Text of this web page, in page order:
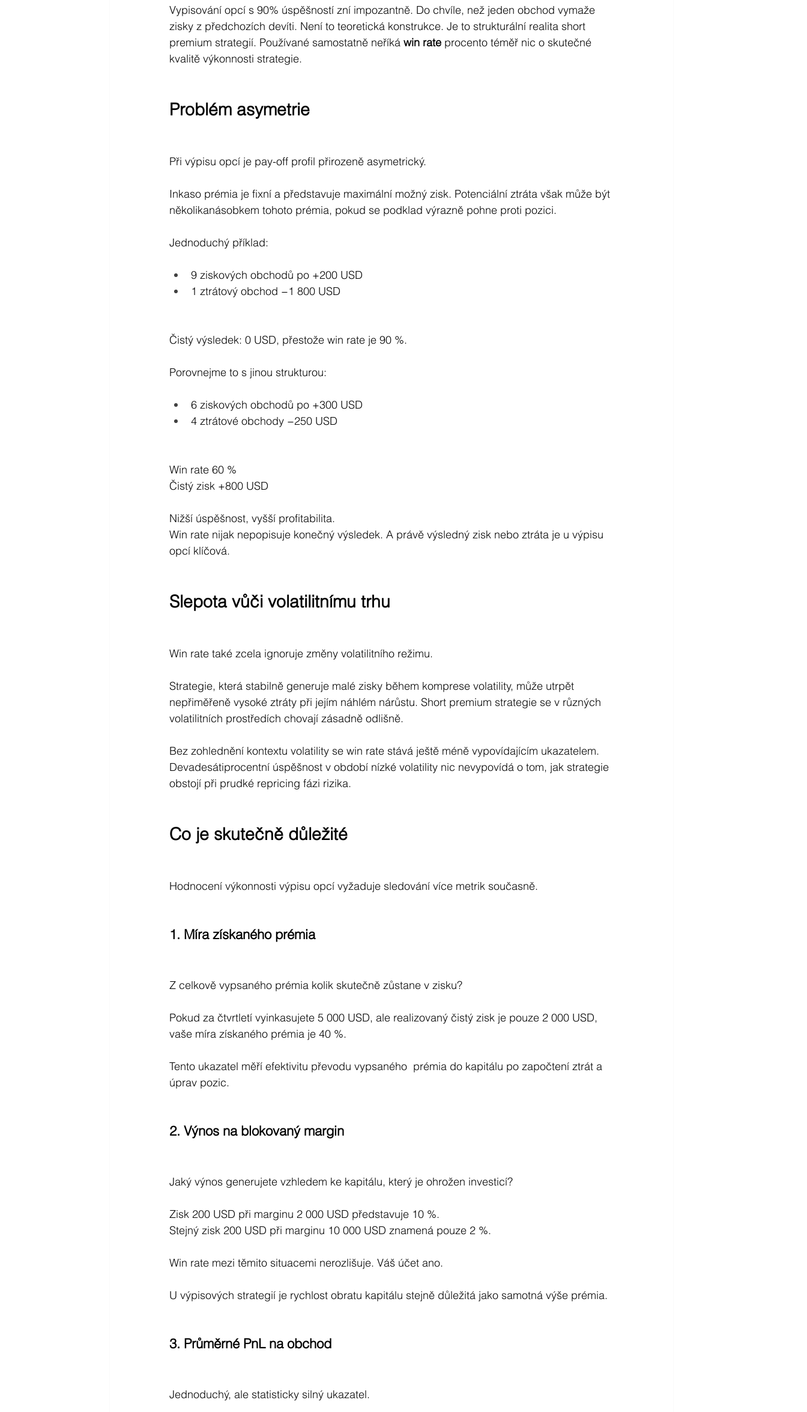
Vypisování opcí s 90% úspěšností zní impozantně. Do chvíle, než jeden obchod vymaže
zisky z předchozích devíti. Není to teoretická konstrukce. Je to strukturální realita short
premium strategií. Používané samostatně neříká win rate procento téměř nic o skutečné
kvalitě výkonnosti strategie.
Problém asymetrie
Při výpisu opcí je pay-off profil přirozeně asymetrický.
Inkaso prémia je fixní a představuje maximální možný zisk. Potenciální ztráta však může být
několikanásobkem tohoto prémia, pokud se podklad výrazně pohne proti pozici.
Jednoduchý příklad:
9 ziskových obchodů po +200 USD
1 ztrátový obchod −1 800 USD
Čistý výsledek: 0 USD, přestože win rate je 90 %.
Porovnejme to s jinou strukturou:
6 ziskových obchodů po +300 USD
4 ztrátové obchody −250 USD
Win rate 60 %
Čistý zisk +800 USD
Nižší úspěšnost, vyšší profitabilita.
Win rate nijak nepopisuje konečný výsledek. A právě výsledný zisk nebo ztráta je u výpisu
opcí klíčová.
Slepota vůči volatilitnímu trhu
Win rate také zcela ignoruje změny volatilitního režimu.
Strategie, která stabilně generuje malé zisky během komprese volatility, může utrpět
nepřiměřeně vysoké ztráty při jejím náhlém nárůstu. Short premium strategie se v různých
volatilitních prostředích chovají zásadně odlišně.
Bez zohlednění kontextu volatility se win rate stává ještě méně vypovídajícím ukazatelem.
Devadesátiprocentní úspěšnost v období nízké volatility nic nevypovídá o tom, jak strategie
obstojí při prudké repricing fázi rizika.
Co je skutečně důležité
Hodnocení výkonnosti výpisu opcí vyžaduje sledování více metrik současně.
1. Míra získaného prémia
Z celkově vypsaného prémia kolik skutečně zůstane v zisku?
Pokud za čtvrtletí vyinkasujete 5 000 USD, ale realizovaný čistý zisk je pouze 2 000 USD,
vaše míra získaného prémia je 40 %.
Tento ukazatel měří efektivitu převodu vypsaného  prémia do kapitálu po započtení ztrát a
úprav pozic.
2. Výnos na blokovaný margin
Jaký výnos generujete vzhledem ke kapitálu, který je ohrožen investicí?
Zisk 200 USD při marginu 2 000 USD představuje 10 %.
Stejný zisk 200 USD při marginu 10 000 USD znamená pouze 2 %.
Win rate mezi těmito situacemi nerozlišuje. Váš účet ano.
U výpisových strategií je rychlost obratu kapitálu stejně důležitá jako samotná výše prémia.
3. Průměrné PnL na obchod
Jednoduchý, ale statisticky silný ukazatel.